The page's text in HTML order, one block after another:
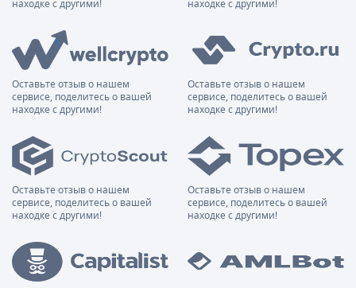
находке с другими!
находке с другими!
Оставьте отзыв о нашем
сервисе, поделитесь о вашей
находке с другими!
Оставьте отзыв о нашем
сервисе, поделитесь о вашей
находке с другими!
Оставьте отзыв о нашем
сервисе, поделитесь о вашей
находке с другими!
Оставьте отзыв о нашем
сервисе, поделитесь о вашей
находке с другими!